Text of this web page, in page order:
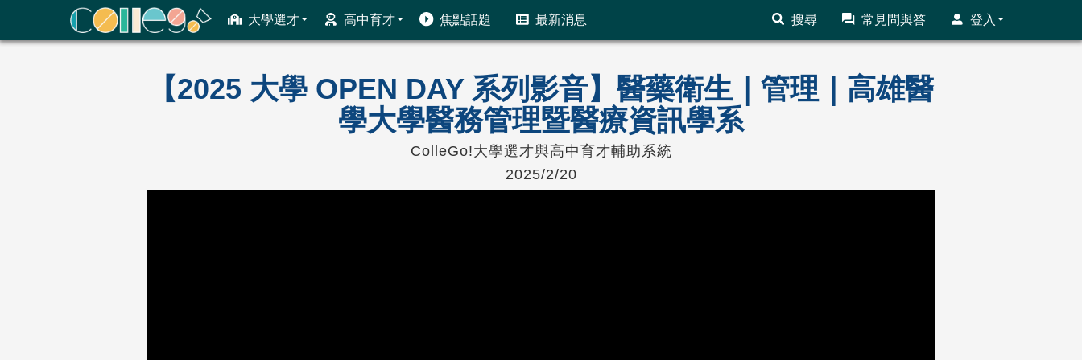
大學選才 高中育才 焦點話題 最新消息 搜尋 常見問與答 登入
ColleGo! 大學選才與高中育才輔助系統
【2025 大學 OPEN DAY 系列影音】醫藥衛生｜管理｜高雄醫
學大學醫務管理暨醫療資訊學系
ColleGo!大學選才與高中育才輔助系統
2025/2/20